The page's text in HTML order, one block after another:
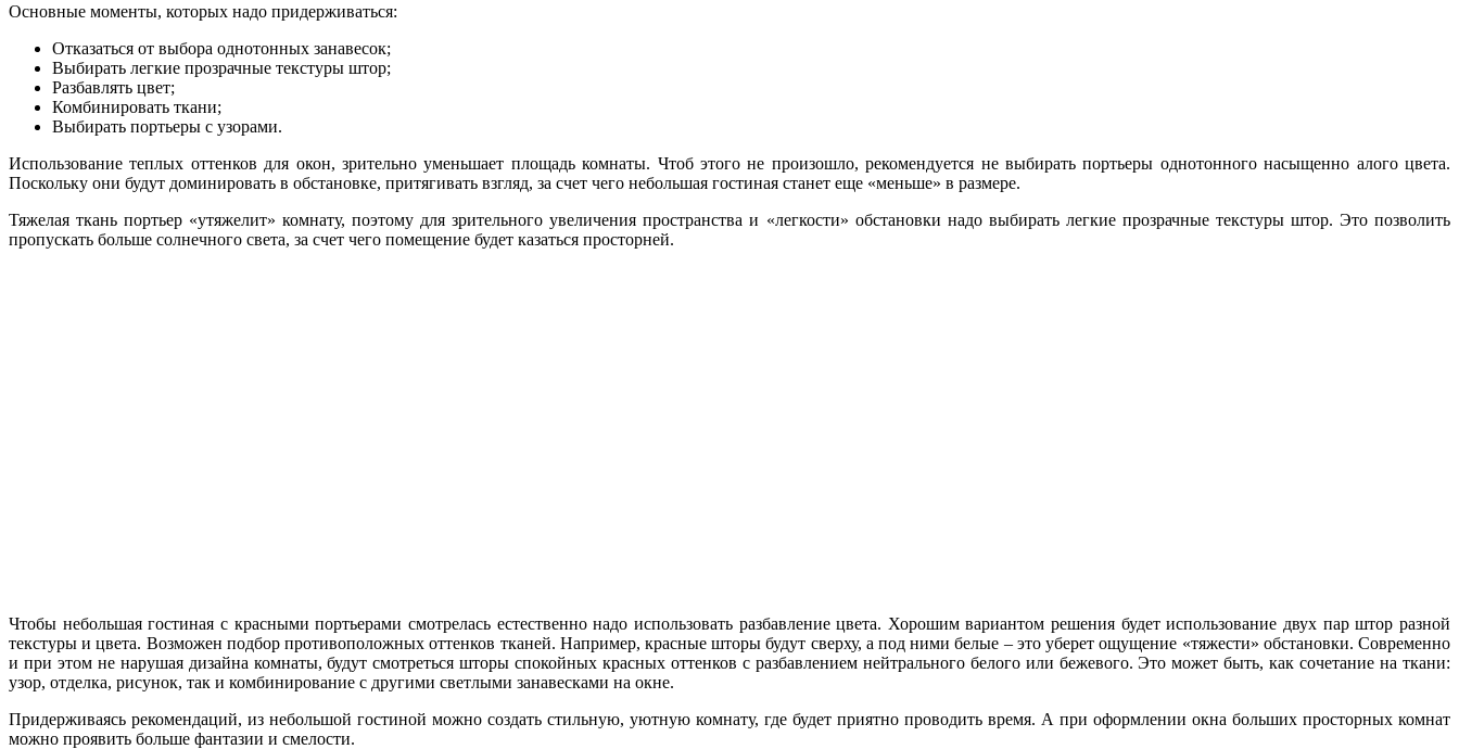
Основные моменты, которых надо придерживаться:
Отказаться от выбора однотонных занавесок;
Выбирать легкие прозрачные текстуры штор;
Разбавлять цвет;
Комбинировать ткани;
Выбирать портьеры с узорами.
Использование теплых оттенков для окон, зрительно уменьшает площадь комнаты. Чтоб этого не произошло, рекомендуется не выбирать портьеры однотонного насыщенно алого цвета.
Поскольку они будут доминировать в обстановке, притягивать взгляд, за счет чего небольшая гостиная станет еще «меньше» в размере.
Тяжелая ткань портьер «утяжелит» комнату, поэтому для зрительного увеличения пространства и «легкости» обстановки надо выбирать легкие прозрачные текстуры штор. Это позволить
пропускать больше солнечного света, за счет чего помещение будет казаться просторней.
Чтобы небольшая гостиная с красными портьерами смотрелась естественно надо использовать разбавление цвета. Хорошим вариантом решения будет использование двух пар штор разной
текстуры и цвета. Возможен подбор противоположных оттенков тканей. Например, красные шторы будут сверху, а под ними белые – это уберет ощущение «тяжести» обстановки. Современно
и при этом не нарушая дизайна комнаты, будут смотреться шторы спокойных красных оттенков с разбавлением нейтрального белого или бежевого. Это может быть, как сочетание на ткани:
узор, отделка, рисунок, так и комбинирование с другими светлыми занавесками на окне.
Придерживаясь рекомендаций, из небольшой гостиной можно создать стильную, уютную комнату, где будет приятно проводить время. А при оформлении окна больших просторных комнат
можно проявить больше фантазии и смелости.